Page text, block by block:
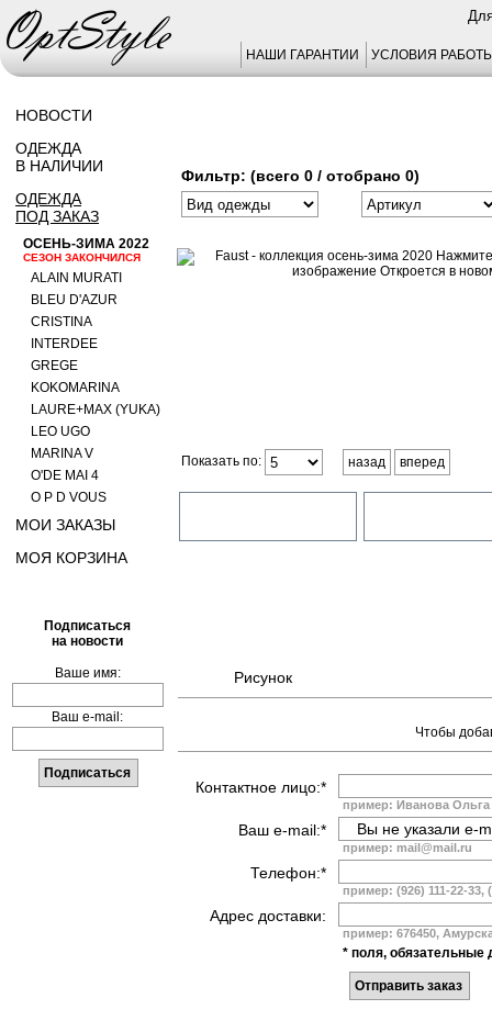
НАШИ ГАРАНТИИ УСЛОВИЯ
НОВОСТИ
ОДЕЖДА
В НАЛИЧИИ
ОДЕЖДА
ПОД ЗАКАЗ
ОСЕНЬ-ЗИМА 2022
СЕЗОН ЗАКОНЧИЛСЯ
ALAIN MURATI
BLEU D'AZUR
CRISTINA
INTERDEE
GREGE
KOKOMARINA
LAURE+MAX (YUKA)
LEO UGO
MARINA V
O'DE MAI 4
O P D VOUS
МОИ ЗАКАЗЫ
МОЯ КОРЗИНА
Подписаться
на новости
Ваше имя:
Ваш e-mail:
Фильтр: (всего 0 / отобрано 0)
Показать по: назад вперед
Рисунок
Чтобы
Контактное лицо:*
пример: Иванова Ольга
Ваш e-mail:*
пример: mail@mail.ru
Телефон:*
пример: (926) 111-22-33,
Адрес доставки:
пример: 676450,
* поля, обязательные